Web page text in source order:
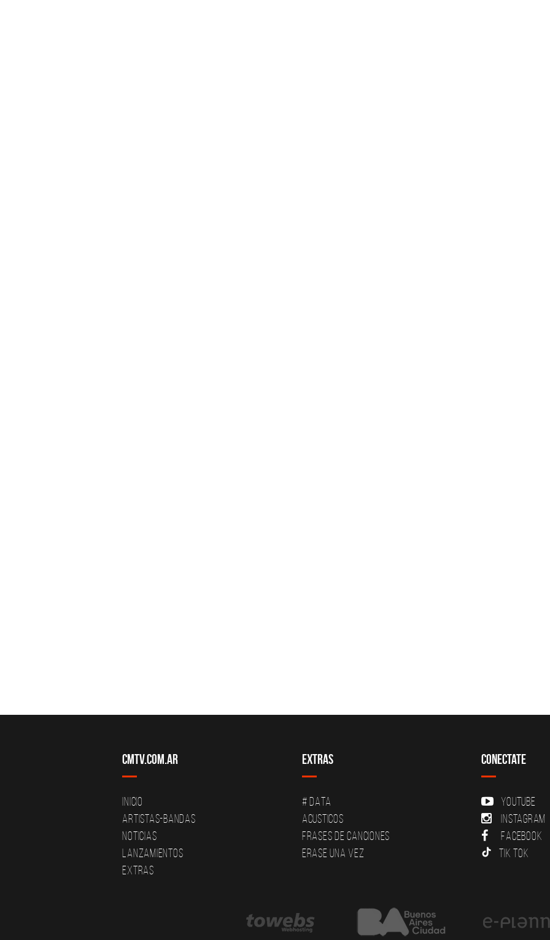
CMTV.com.ar
Inicio
Artistas-Bandas
Noticias
Lanzamientos
Extras
Extras
# DATA
Acusticos
Frases de canciones
Erase una vez
Conectate
YouTube
Instagram
Facebook
Tik Tok